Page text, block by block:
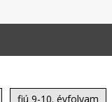
fiú 9-10. évfolyam